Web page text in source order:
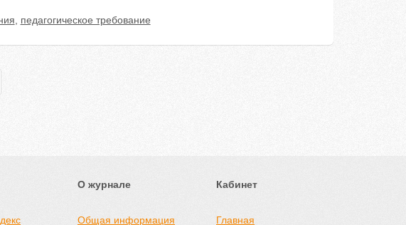
педагогическое требование
О журнале
Общая информация
Кабинет
Главная